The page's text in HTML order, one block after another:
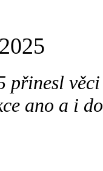
přinesl
ano a i